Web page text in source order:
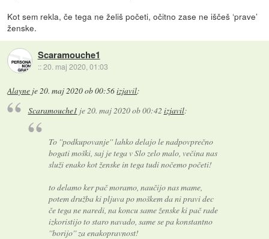
Kot sem rekla, če tega ne želiš početi, očitno zase ne iščeš ‘prave’
ženske.
Scaramouche1
::20. maj 2020, 01:03
Alayne je 20. maj 2020 ob 00:56izjavil:
Scaramouche1 je20. maj 2020 ob 00:42 izjavil:
To ''podkupovanje'' lahko delajo le nadpovprečno
bogati moški, saj je tega v Slo zelo malo, večina nas
služi enako kot ženske in tega tudi nočemo početi!
to delamo ker pač moramo, naučijo nas mame,
potem družba ki pljuva po moškem da ni pravi dec
če tega ne naredi, na koncu same ženske ki pač rade
izkoristijo to staro navado, same se pa konstantno
''borijo'' za enakopravnost!